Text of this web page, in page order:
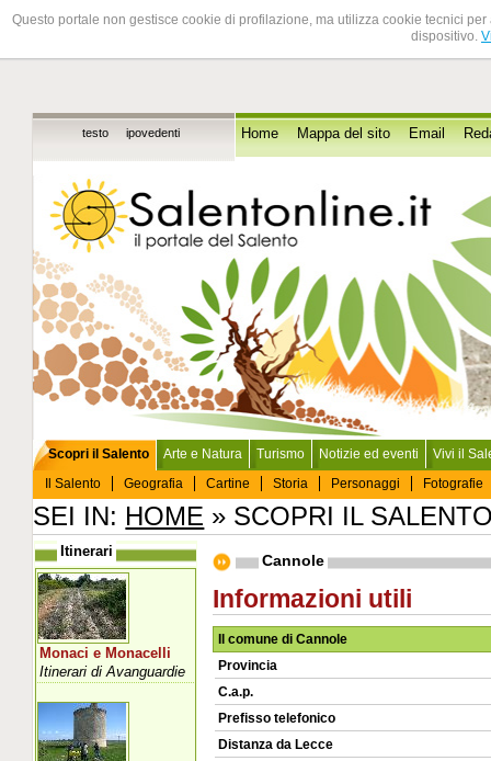
Questo portale non gestisce cookie di profilazione, ma utilizza cookie tecnici
dispositivo.
testo ipovedenti Home Mappa del sito Email
Scopri il Salento
Il Salento
Geografia Cartine Storia Personaggi Fotografie
Arte e Natura Turismo Notizie ed eventi Vivi il
SEI IN: HOME » SCOPRI IL
Cannole
Informazioni utili
Il comune di Cannole
Provincia
C.a.p.
Prefisso telefonico
Distanza da Lecce
Itinerari
Monaci e Monacelli
Itinerari di Avanguardie